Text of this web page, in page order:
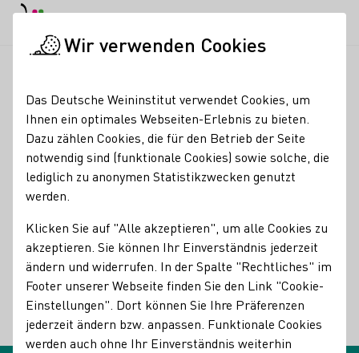
Glossareinträge
Name des Begriffes:
Kreuzung
Beschreibungen des Begriffes:
Kreuzung
Begriff der Pflanzenzüchtung; Paarung zweier Sorten mit
dem Ziel, eine neue Sorte mit vorher definierten
Eigenschaften zu erhalten
Zurück
Wir verwenden Cookies
Das Deutsche Weininstitut verwendet Cookies, um
Ihnen ein optimales Webseiten-Erlebnis zu bieten.
Dazu zählen Cookies, die für den Betrieb der Seite
notwendig sind (funktionale Cookies) sowie solche, die
lediglich zu anonymen Statistikzwecken genutzt
werden.
Klicken Sie auf "Alle akzeptieren", um alle Cookies zu
akzeptieren. Sie können Ihr Einverständnis jederzeit
ändern und widerrufen. In der Spalte "Rechtliches" im
Footer unserer Webseite finden Sie den Link "Cookie-
Einstellungen". Dort können Sie Ihre Präferenzen
jederzeit ändern bzw. anpassen. Funktionale Cookies
werden auch ohne Ihr Einverständnis weiterhin